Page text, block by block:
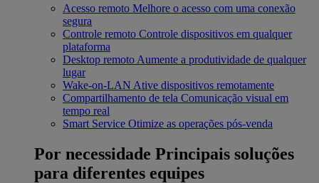
Acesso remoto Melhore o acesso com uma conexão
segura
Controle remoto Controle dispositivos em qualquer
plataforma
Desktop remoto Aumente a produtividade de qualquer
lugar
Wake-on-LAN Ative dispositivos remotamente
Compartilhamento de tela Comunicação visual em
tempo real
Smart Service Otimize as operações pós-venda
Por necessidade Principais soluções
para diferentes equipes